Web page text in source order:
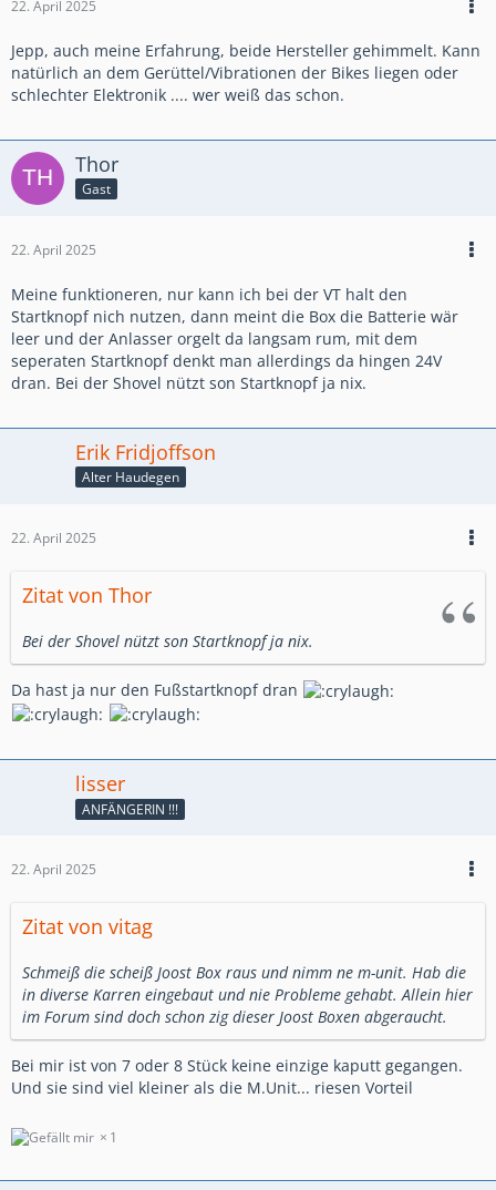
22. April 2025
Jepp, auch meine Erfahrung, beide Hersteller gehimmelt. Kann
natürlich an dem Gerüttel/Vibrationen der Bikes liegen oder
schlechter Elektronik .... wer weiß das schon.
Thor
Gast
22. April 2025
Meine funktioneren, nur kann ich bei der VT halt den
Startknopf nich nutzen, dann meint die Box die Batterie wär
leer und der Anlasser orgelt da langsam rum, mit dem
seperaten Startknopf denkt man allerdings da hingen 24V
dran. Bei der Shovel nützt son Startknopf ja nix.
Erik Fridjoffson
Alter Haudegen
22. April 2025
Zitat von Thor
Bei der Shovel nützt son Startknopf ja nix.
Da hast ja nur den Fußstartknopf dran
lisser
ANFÄNGERIN !!!
22. April 2025
Zitat von vitag
Schmeiß die scheiß Joost Box raus und nimm ne m-unit. Hab die
in diverse Karren eingebaut und nie Probleme gehabt. Allein hier
im Forum sind doch schon zig dieser Joost Boxen abgeraucht.
Bei mir ist von 7 oder 8 Stück keine einzige kaputt gegangen.
Und sie sind viel kleiner als die M.Unit... riesen Vorteil
1